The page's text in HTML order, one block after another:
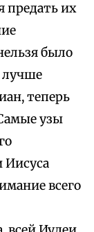
предать их
было
лучше
теперь
узы
Иисуса
всего